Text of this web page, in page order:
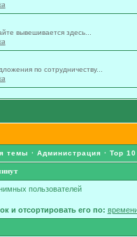
вывешивается здесь...
по сотрудничеству...
темы · Администрация · Top
пользователей
и отсортировать его по: